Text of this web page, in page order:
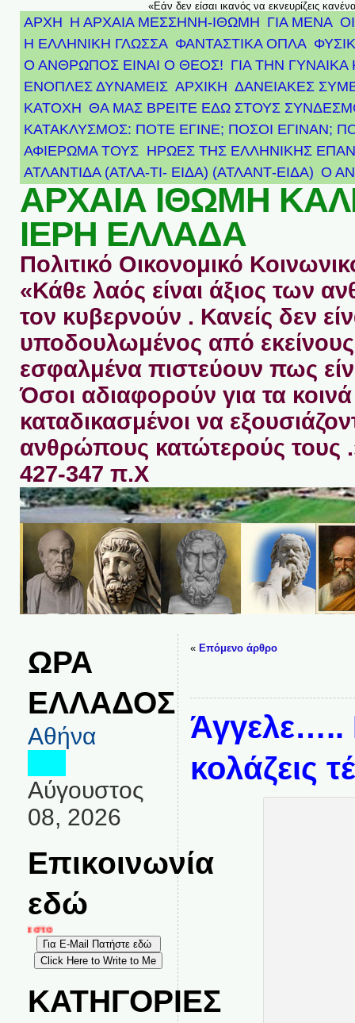
«Εάν δεν είσαι ικανός να εκνευρίζεις
ΑΡΧΗ Η ΑΡΧΑΙΑ ΜΕΣΣΗΝΗ-ΙΘΩΜΗ ΓΙΑ ΜΕΝΑ
Η ΕΛΛΗΝΙΚΗ ΓΛΩΣΣΑ ΦΑΝΤΑΣΤΙΚΑ ΟΠΛΑ
Ο ΑΝΘΡΩΠΟΣ ΕΙΝΑΙ Ο ΘΕΟΣ! ΓΙΑ ΤΗΝ ΓΥΝΑΙΚΑ
ΕΝΟΠΛΕΣ ΔΥΝΑΜΕΙΣ ΑΡΧΙΚΉ ΔΑΝΕΙΑΚΕΣ
ΚΑΤΟΧΗ ΘΑ ΜΑΣ ΒΡΕΙΤΕ ΕΔΩ ΣΤΟΥΣ
ΚΑΤΑΚΛΥΣΜΟΣ: ΠΟΤΕ ΕΓΙΝΕ; ΠΟΣΟΙ ΕΓΙΝΑΝ;
ΑΦΙΈΡΩΜΑ ΤΟΥΣ ΉΡΩΕΣ ΤΗΣ ΕΛΛΗΝΙΚΉΣ
ΑΤΛΑΝΤΊΔΑ (ΑΤΛΑ-ΤΙ- ΕΙΔΑ) (ΑΤΛΑΝΤ-ΕΙΔΑ) Ο
ΑΡΧΑΙΑ ΙΘΩΜΗ
ΙΕΡΗ ΕΛΛΑΔΑ
Πολιτικό Οικονομικό
«Κάθε λαός είναι άξιος των
τον κυβερνούν . Κανείς δεν
υποδουλωμένος από
εσφαλμένα πιστεύουν πως
Όσοι αδιαφορούν για τα κοινά
καταδικασμένοι να
ανθρώπους κατώτερούς τους
427-347 π.Χ
ΩΡΑ
ΕΛΛΑΔΟΣ
Αθήνα
Αύγουστος
08, 2026
Επικοινωνία
εδώ
στο
ΚΑΤΗΓΟΡΙΕΣ
« Επόμενο άρθρο
Άγγελε…..
κολάζεις